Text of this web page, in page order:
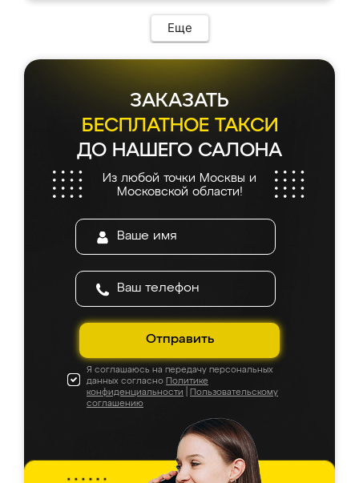
Еще
ЗАКАЗАТЬ
БЕСПЛАТНОЕ ТАКСИ
ДО НАШЕГО САЛОНА
Из любой точки Москвы и
Московской области!
Отправить
Я соглашаюсь на передачу персональных
данных согласно Политике
конфиденциальности
Пользовательскому
соглашению